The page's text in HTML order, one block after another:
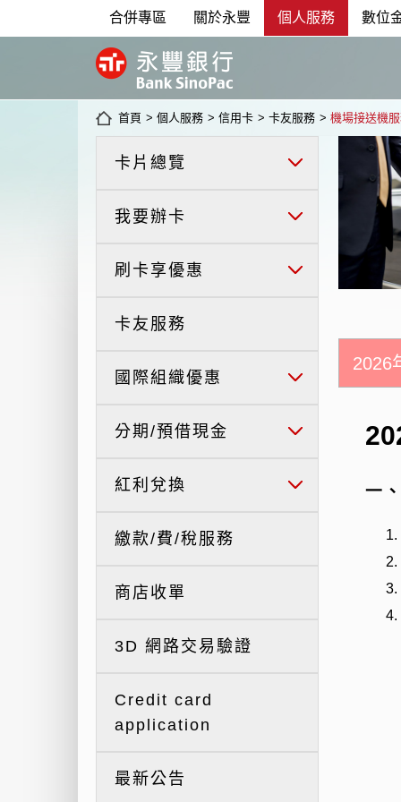
合併專區 關於永豐 個人服務 數位
首頁 > 個人服務 > 信用卡 > 卡友服務 > 機場接送機
卡片總覽
我要辦卡
刷卡享優惠
卡友服務
國際組織優惠
分期/預借現金
紅利兌換
繳款/費/稅服務
商店收單
3D 網路交易驗證
Credit card
application
最新公告
2026
一